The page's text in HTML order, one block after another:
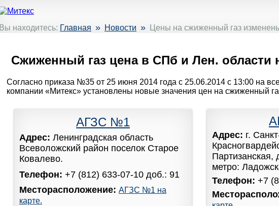
Вы находитесь: Главная » Новости » Цены на сжиженный газ
Сжиженный газ цена в СПб и Лен. области
Согласно приказа №35 от 25 июня 2014 года с 25.06.2014 с 13:00 на
компании «Митекс» установлены новые значения цен на сжиженный
АГЗС №1
Адрес: Ленинградская область
Всеволожский район поселок Старое
Ковалево.
Телефон: +7 (812) 633-07-10 доб.: 91
Месторасположение: АГЗС №1 на
карте.
Адрес: г.
Партизанская,
метро:
Телефон: +7